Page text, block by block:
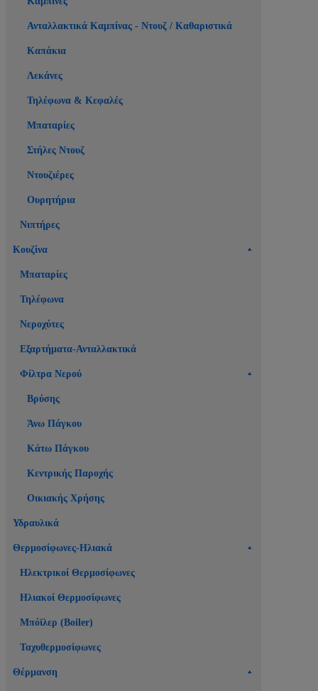
Ανταλλακτικά Καμπίνας - Ντουζ / Καθαριστικά
Καπάκια
Λεκάνες
Τηλέφωνα & Κεφαλές
Μπαταρίες
Στήλες Ντουζ
Ντουζιέρες
Ουρητήρια
Νιπτήρες
Κουζίνα
Μπαταρίες
Τηλέφωνα
Νεροχύτες
Εξαρτήματα-Ανταλλακτικά
Φίλτρα Νερού
Βρύσης
Άνω Πάγκου
Κάτω Πάγκου
Κεντρικής Παροχής
Οικιακής Χρήσης
Υδραυλικά
Θερμοσίφωνες-Ηλιακά
Ηλεκτρικοί Θερμοσίφωνες
Ηλιακοί Θερμοσίφωνες
Μπόϊλερ (Boiler)
Ταχυθερμοσίφωνες
Θέρμανση